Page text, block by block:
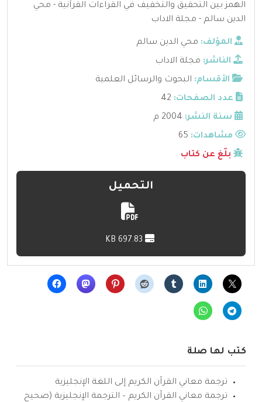
الهمز بين التحقيق والتخفيف في القراءات القرآنية - محي
الدين سالم - مجلة الاداب
المؤلف: محي الدين سالم
الناشر: مجلة الاداب
الأقسام: البحوث والرسائل العلمية
عدد الصفحات: 42
سنة النشر: 2004 م
مشاهدات:
بلّغ عن كتاب
التحميل
كتب لها صلة
ترجمة معاني القرآن الكريم إلى اللغة الإنجليزية
ترجمة معاني القرآن الكريم – الترجمة الإنجليزية (صحيح